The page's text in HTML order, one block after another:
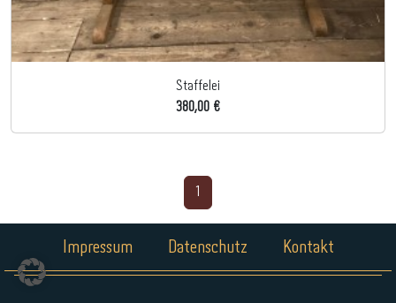
Staffelei
380,00 €
Impressum Datenschutz Kontakt